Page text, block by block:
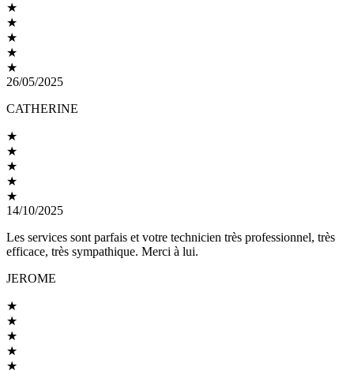
★
★
★
★
★
26/05/2025
CATHERINE
★
★
★
★
★
14/10/2025
Les services sont parfais et votre technicien très professionnel, très
efficace, très sympathique. Merci à lui.
JEROME
★
★
★
★
★